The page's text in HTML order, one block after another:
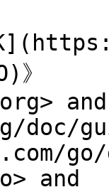
》
and
doc/
go/
and